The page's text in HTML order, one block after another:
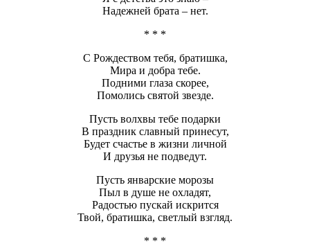
Надежней брата – нет.
* * *
С Рождеством тебя, братишка,
Мира и добра тебе.
Подними глаза скорее,
Помолись святой звезде.
Пусть волхвы тебе подарки
В праздник славный принесут,
Будет счастье в жизни личной
И друзья не подведут.
Пусть январские морозы
Пыл в душе не охладят,
Радостью пускай искрится
Твой, братишка, светлый взгляд.
* * *